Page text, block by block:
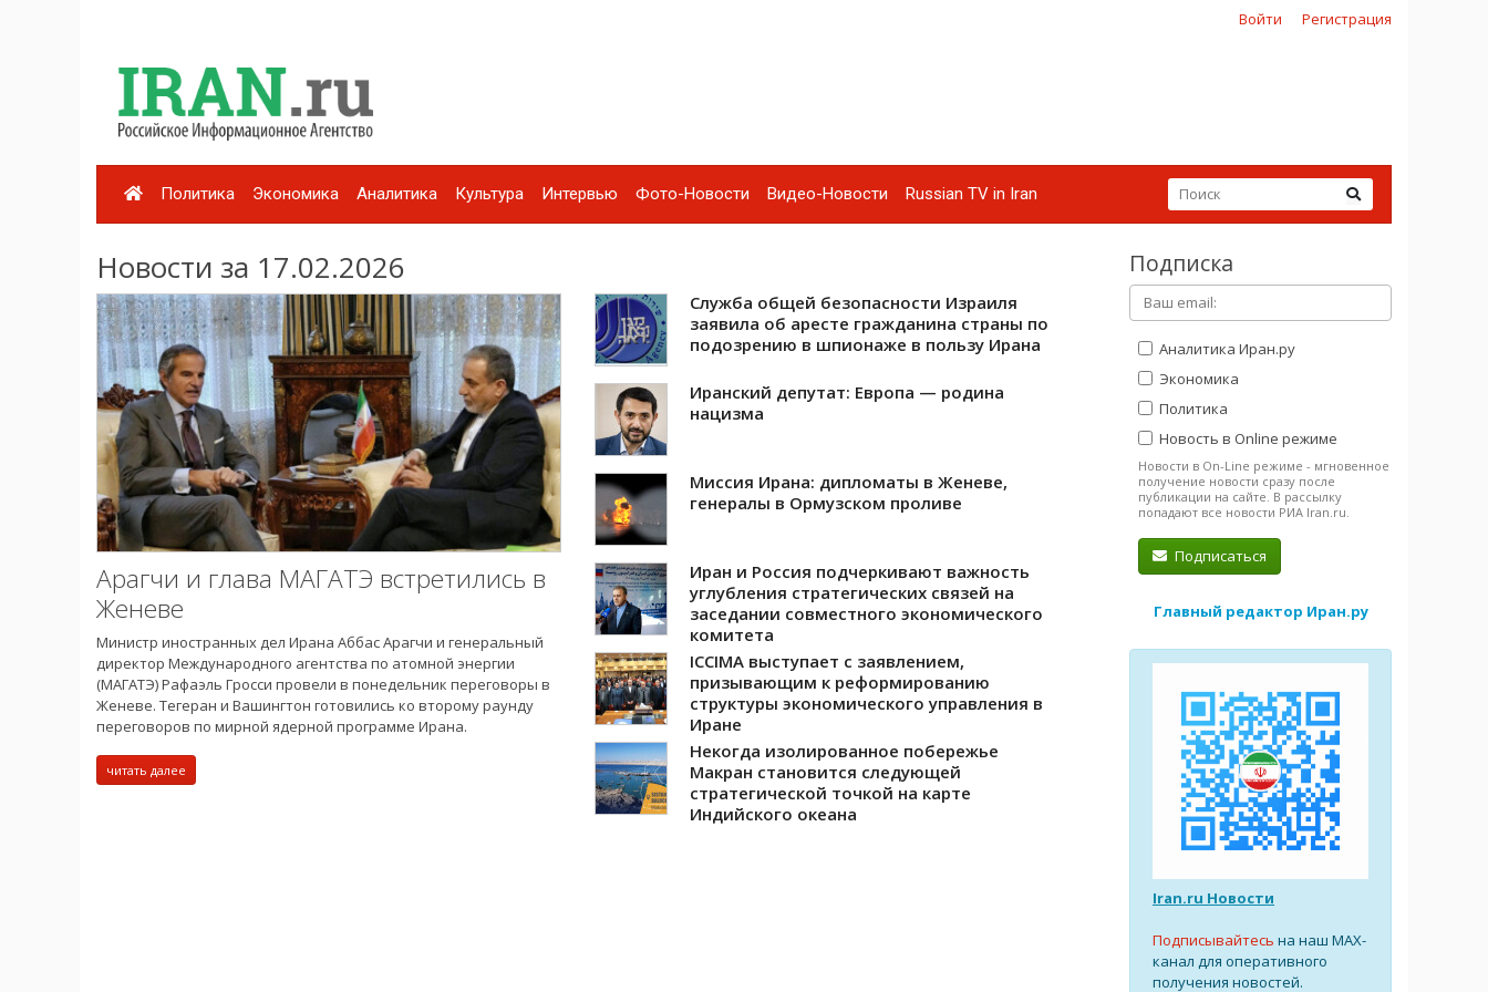
Войти Регистрация
Политика Экономика Аналитика Культура Интервью Фото-Новости Видео-Новости Russian TV in Iran
Новости за 17.02.2026
Арагчи и глава МАГАТЭ встретились в
Женеве
Министр иностранных дел Ирана Аббас Арагчи и генеральный
директор Международного агентства по атомной энергии
(МАГАТЭ) Рафаэль Гросси провели в понедельник переговоры в
Женеве. Тегеран и Вашингтон готовились ко второму раунду
переговоров по мирной ядерной программе Ирана.
читать далее
Служба общей безопасности Израиля
заявила об аресте гражданина страны по
подозрению в шпионаже в пользу Ирана
Иранский депутат: Европа — родина
нацизма
Миссия Ирана: дипломаты в Женеве,
генералы в Ормузском проливе
Иран и Россия подчеркивают важность
углубления стратегических связей на
заседании совместного экономического
комитета
ICCIMA выступает с заявлением,
призывающим к реформированию
структуры экономического управления в
Иране
Некогда изолированное побережье
Макран становится следующей
стратегической точкой на карте
Индийского океана
Подписка
Аналитика Иран.ру
Экономика
Политика
Новость в Online режиме
Новости в On-Line режиме - мгновенное
получение новости сразу после
публикации на сайте. В рассылку
попадают все новости РИА Iran.ru.
Подписаться
Главный редактор Иран.ру
Iran.ru Новости
Подписывайтесь на наш MAX-
канал для оперативного
получения новостей.